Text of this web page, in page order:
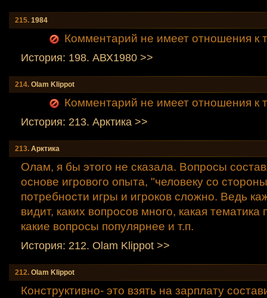
215. 1984
Комментарий не имеет отношения к
История: 198. АВХ1980 >>
214. Olam Klippot
Комментарий не имеет отношения к
История: 213. Аpктика >>
213. Аpктика
Олам, я бы этого не сказала. Вопросы
основе игрового опыта, "человеку со
потребности игры и игроков сложно. Ведь
видит, каких вопросов много, какая тематика
какие вопросы популярнее и т.п.
История: 212. Olam Klippot >>
212. Olam Klippot
Конструктивно- это взять на зарплату